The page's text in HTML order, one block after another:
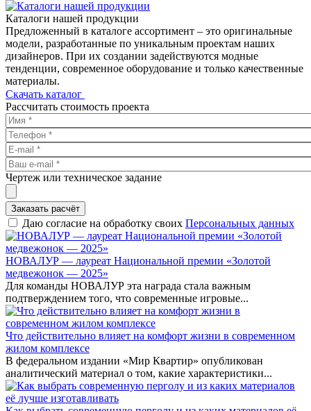
Каталоги нашей продукции
Предложенный в каталоге ассортимент – это оригинальные
модели, разработанные по уникальным проектам наших
дизайнеров. При их создании задействуются модные
тенденции, современное оборудование и только качественные
материалы.
Скачать каталог
Рассчитать стоимость проекта
Чертеж или техническое задание
Заказать расчёт
Даю согласие на обработку своих Персональных данных
НОВАЛУР — лауреат Национальной премии «Золотой
медвежонок — 2025»
Для команды НОВАЛУР эта награда стала важным
подтверждением того, что современные игровые...
Что действительно влияет на комфорт жизни в современном
жилом комплексе
В федеральном издании «Мир Квартир» опубликован
аналитический материал о том, какие характеристики...